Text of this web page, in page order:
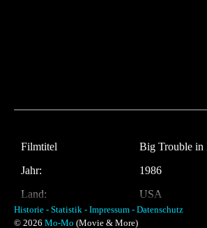
Filmtitel
Big Trouble in
Jahr:
1986
Land:
USA
Laufzeit:
Historie - Statistik - Impressum - Datenschutz
© 2026 Mo-Mo (Movie & More)